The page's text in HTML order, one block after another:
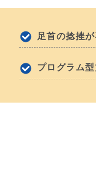
足首の捻挫
プログラム